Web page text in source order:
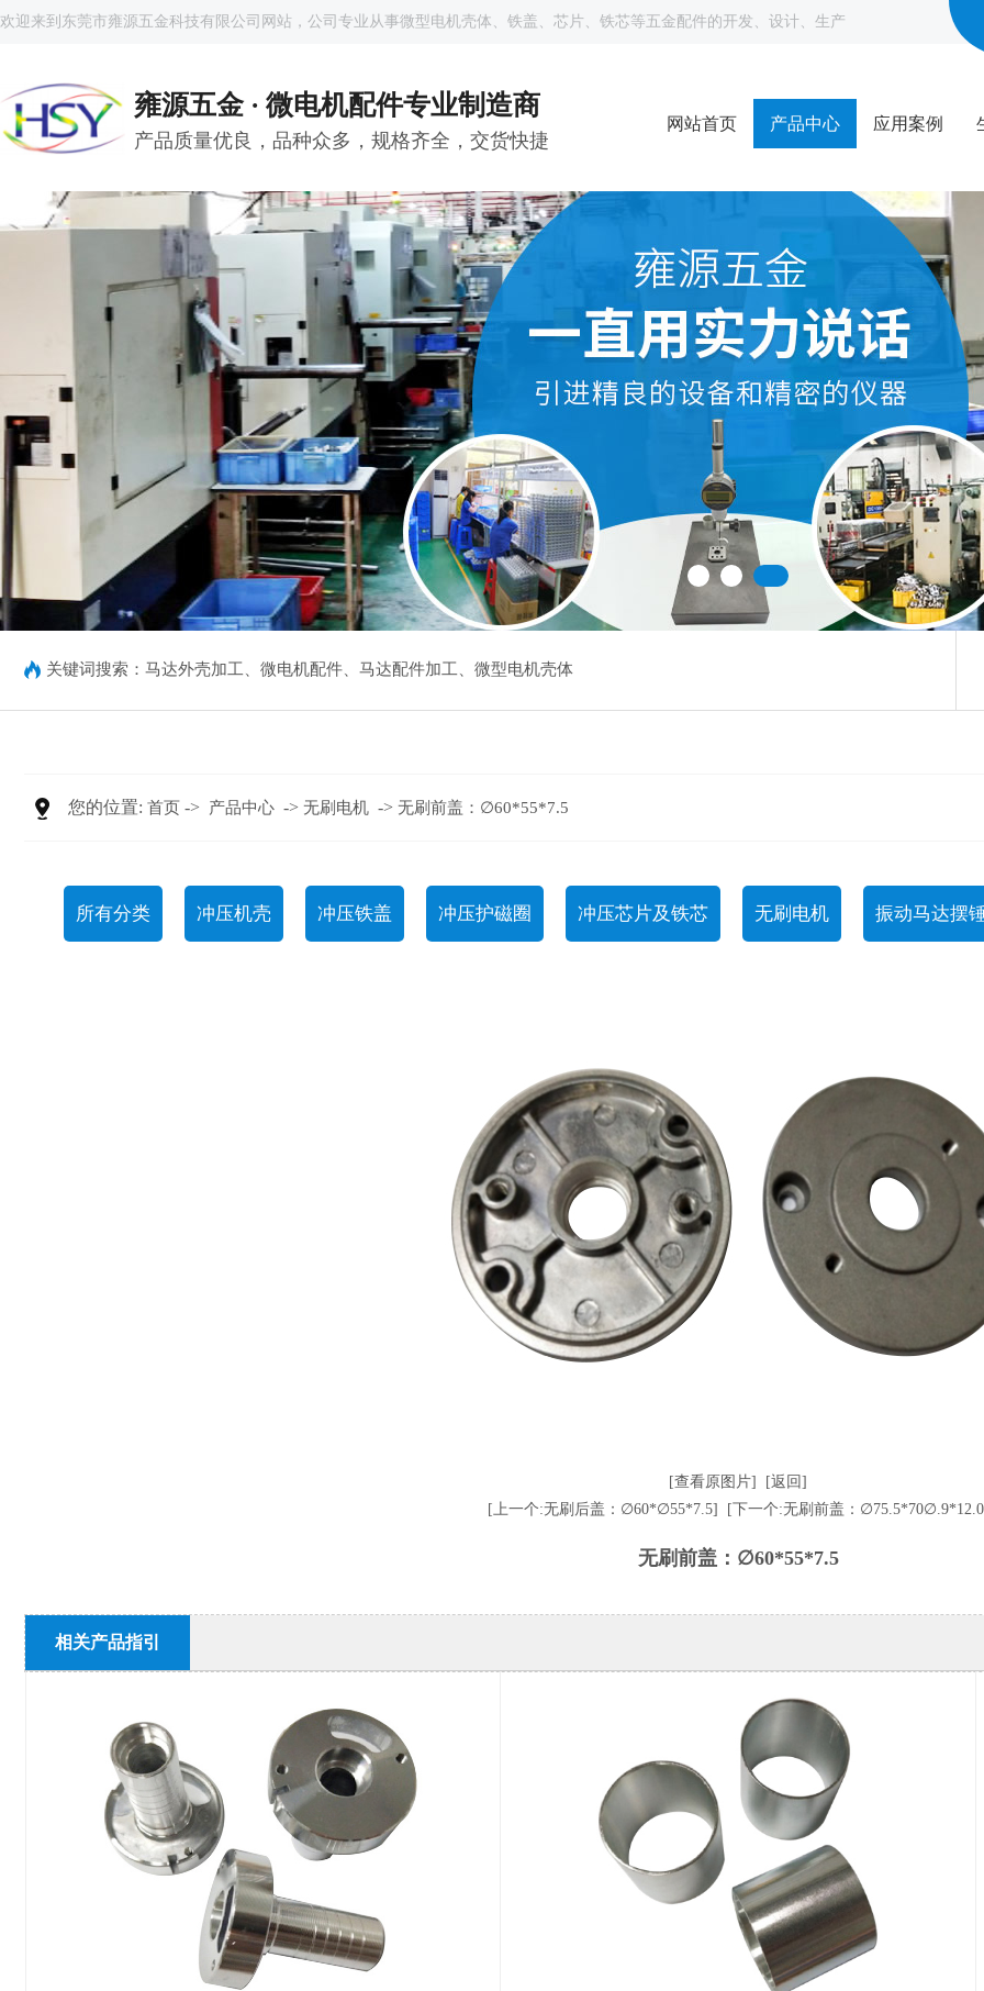
欢迎来到东莞市雍源五金科技有限公司网站，公司专业从事微型电机壳体、铁盖、芯片、铁芯等五金配件的开发、设计、生产
雍源五金 · 微电机配件专业制造商
产品质量优良，品种众多，规格齐全，交货快捷
网站首页 产品中心 应用案例
关键词搜索： 马达外壳加工 微电机配件 马达配件加工 微型电机壳体
您的位置: 首页 -> 产品中心 -> 无刷电机 -> 无刷前盖：∅60*55*7.5
所有分类 冲压机壳 冲压铁盖 冲压护磁圈 冲压芯片及铁芯 无刷电机 振动马达摆
[查看原图片]
[返回]
[上一个:无刷后盖：∅60*∅55*7.5]
[下一个:无刷前盖：
无刷前盖：∅60*55*7.5
相关产品指引